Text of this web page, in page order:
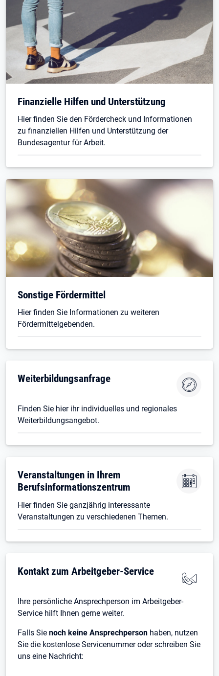
Finanzielle Hilfen und Unterstützung
Hier finden Sie den Fördercheck und Informationen
zu finanziellen Hilfen und Unterstützung der
Bundesagentur für Arbeit.
Sonstige Fördermittel
Hier finden Sie Informationen zu weiteren
Fördermittelgebenden.
Öffnet in neuem Tab
Weiterbildungsanfrage
Finden Sie hier ihr individuelles und regionales
Weiterbildungsangebot.
Veranstaltungen in Ihrem
Berufsinformationszentrum
Hier finden Sie ganzjährig interessante
Veranstaltungen zu verschiedenen Themen.
Kontakt zum Arbeitgeber-Service
Ihre persönliche Ansprechperson im Arbeitgeber-
Service hilft Ihnen gerne weiter.
Falls Sie noch keine Ansprechperson haben, nutzen
Sie die kostenlose Servicenummer oder schreiben Sie
uns eine Nachricht: